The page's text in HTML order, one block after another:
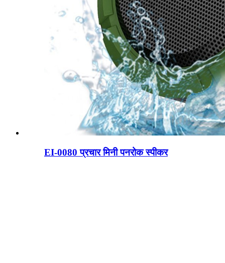
EI-0080 प्रचार मिनी पनरोक स्पीकर